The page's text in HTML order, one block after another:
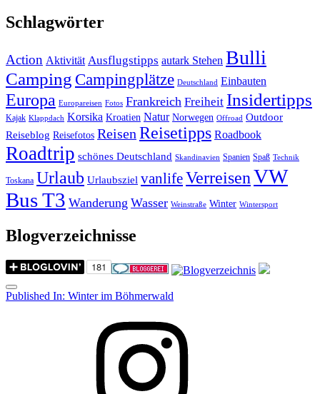
Schlagwörter
Action Aktivität Ausflugstipps autark Stehen Bulli
Camping Campingplätze Deutschland Einbauten
Europa Europareisen Fotos Frankreich Freiheit Insidertipps
Kajak Klappdach Korsika Kroatien Natur Norwegen Offroad Outdoor
Reiseblog Reisefotos ReisenReisetipps Roadbook
Roadtrip schönes Deutschland Skandinavien Spanien Spaß Technik
Toskana Urlaub Urlaubsziel vanlifeVerreisenVW
Bus T3 Wanderung Wasser Weinstraße Winter Wintersport
Blogverzeichnisse
Menu
Post
Published In: Winter im Böhmerwald